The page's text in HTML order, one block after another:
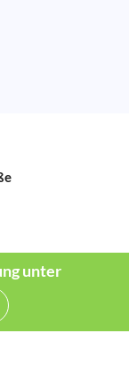
unter